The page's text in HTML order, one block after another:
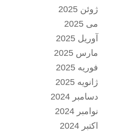
ژوئن 2025
می 2025
آوریل 2025
مارس 2025
فوریه 2025
ژانویه 2025
دسامبر 2024
نوامبر 2024
اکتبر 2024